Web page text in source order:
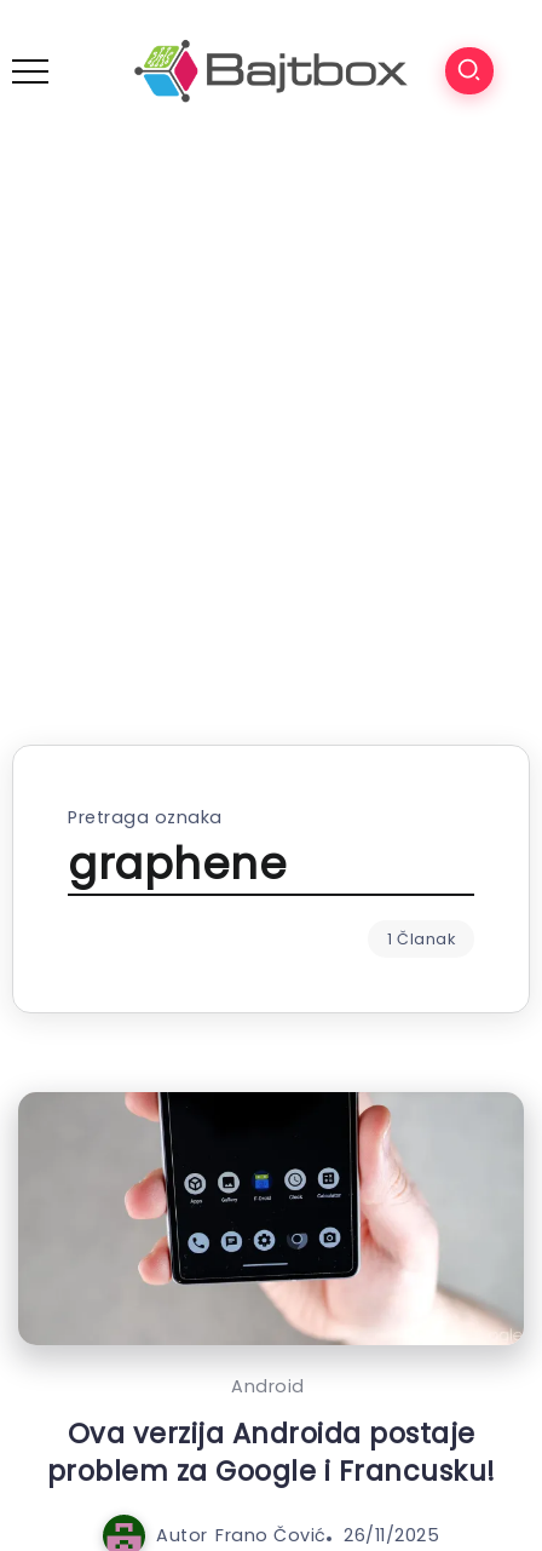
Pretraga oznaka
graphene
1 Članak
Android
Ova verzija Androida postaje
problem za Google i Francusku!
Autor Frano Čović 26/11/2025